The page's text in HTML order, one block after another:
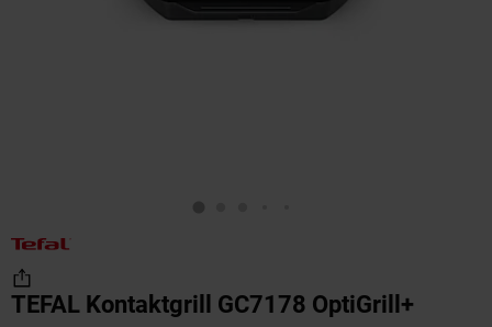
TEFAL Kontaktgrill GC7178 OptiGrill+